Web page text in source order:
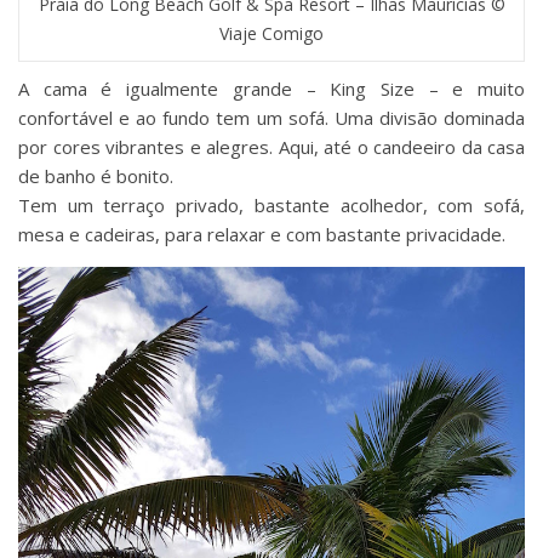
Viaje Comigo
A cama é igualmente grande – King Size – e muito
confortável e ao fundo tem um sofá. Uma divisão dominada
por cores vibrantes e alegres. Aqui, até o candeeiro da casa
de banho é bonito.
Tem um terraço privado, bastante acolhedor, com sofá,
mesa e cadeiras, para relaxar e com bastante privacidade.